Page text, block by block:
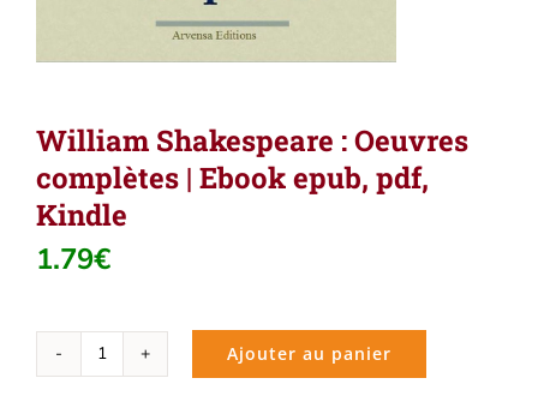
William Shakespeare : Oeuvres
complètes | Ebook epub, pdf,
Kindle
1.79€
quantité
Ajouter au panier